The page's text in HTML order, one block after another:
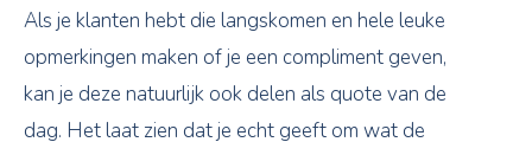
Als je klanten hebt die langskomen en hele leuke
opmerkingen maken of je een compliment geven,
kan je deze natuurlijk ook delen als quote van de
dag. Het laat zien dat je echt geeft om wat de